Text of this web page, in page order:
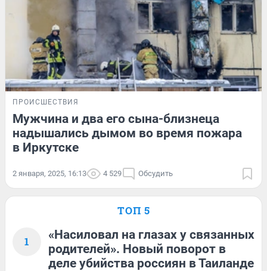
ПРОИСШЕСТВИЯ
Мужчина и два его сына-близнеца
надышались дымом во время пожара
в Иркутске
2 января, 2025, 16:13 4 529 Обсудить
ТОП 5
1
«Насиловал на глазах у связанных
родителей». Новый поворот в
деле убийства россиян в Таиланде